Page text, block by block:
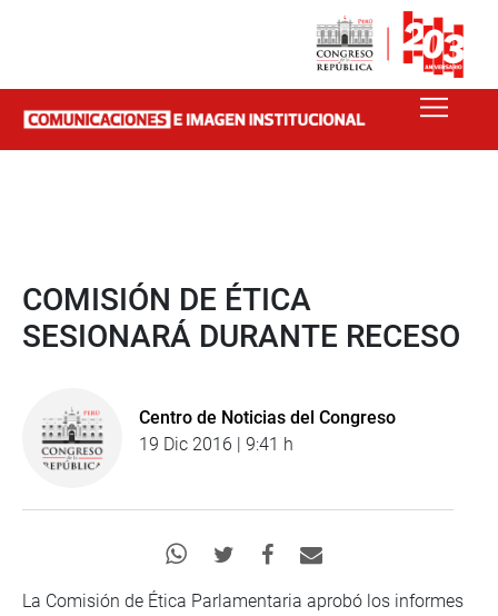
COMISIÓN DE ÉTICA
SESIONARÁ DURANTE RECESO
Centro de Noticias del Congreso
19 Dic 2016 | 9:41 h
La Comisión de Ética Parlamentaria aprobó los informes